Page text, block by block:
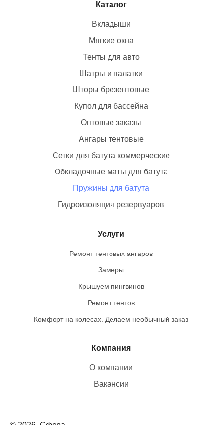
Каталог
Вкладыши
Мягкие окна
Тенты для авто
Шатры и палатки
Шторы брезентовые
Купол для бассейна
Оптовые заказы
Ангары тентовые
Сетки для батута коммерческие
Обкладочные маты для батута
Пружины для батута
Гидроизоляция резервуаров
Услуги
Ремонт тентовых ангаров
Замеры
Крышуем пингвинов
Ремонт тентов
Комфорт на колесах. Делаем необычный заказ
Компания
О компании
Вакансии